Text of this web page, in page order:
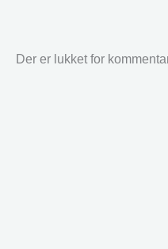
Der er lukket for